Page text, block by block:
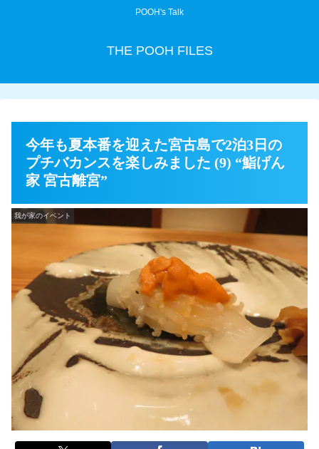
POOH's Talk
THE POOH FILES
今年も夏本番を迎えた宮古島で2泊3日の
プチバカンスを楽しみました (9) “鮨げん
家 宮古離宮”
我が家のイベント